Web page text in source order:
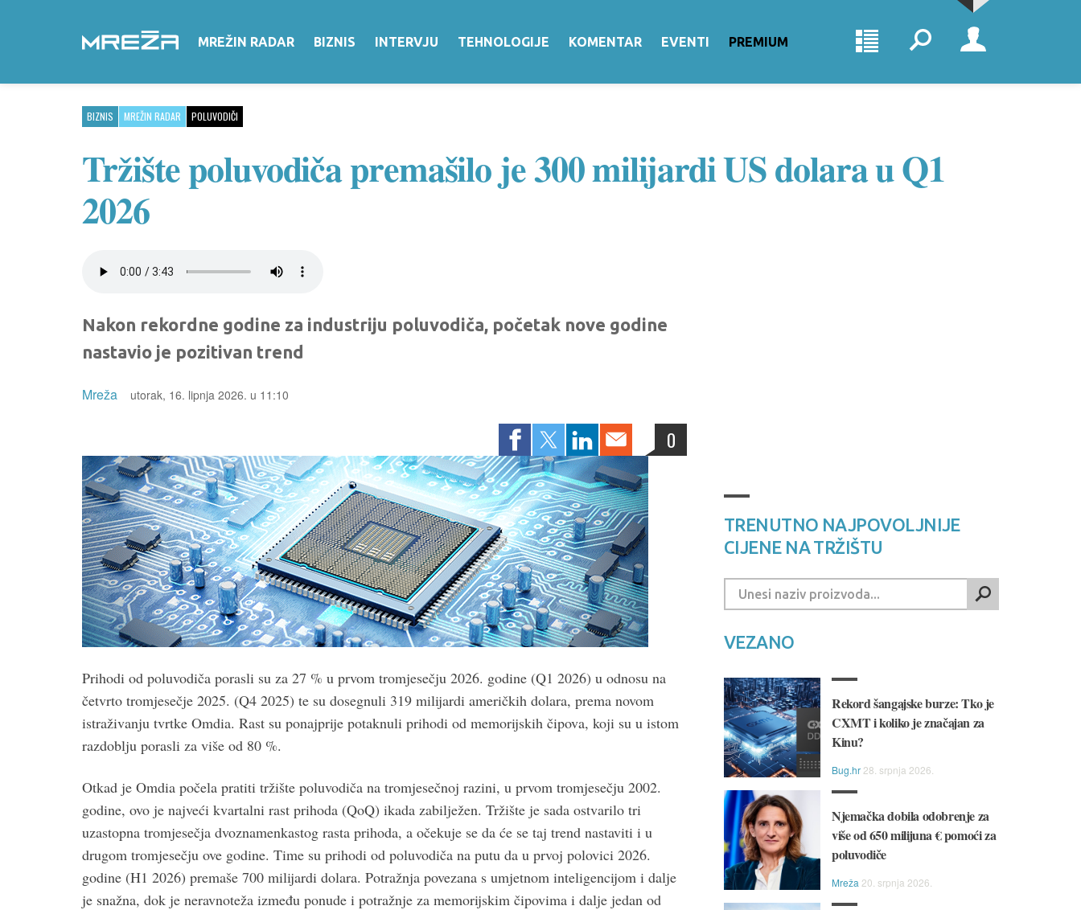
MREŽIN RADAR BIZNIS INTERVJU TEHNOLOGIJE KOMENTAR EVENTI PREMIUM
BIZNIS MREŽIN RADAR POLUVODIČI
Tržište poluvodiča premašilo je 300 milijardi US dolara u Q1
2026
Nakon rekordne godine za industriju poluvodiča, početak nove godine
nastavio je pozitivan trend
Mreža utorak, 16. lipnja 2026. u 11:10
0
Prihodi od poluvodiča porasli su za 27 % u prvom tromjesečju 2026. godine (Q1 2026) u odnosu na
četvrto tromjesečje 2025. (Q4 2025) te su dosegnuli 319 milijardi američkih dolara, prema novom
istraživanju tvrtke Omdia. Rast su ponajprije potaknuli prihodi od memorijskih čipova, koji su u istom
razdoblju porasli za više od 80 %.
Otkad je Omdia počela pratiti tržište poluvodiča na tromjesečnoj razini, u prvom tromjesečju 2002.
godine, ovo je najveći kvartalni rast prihoda (QoQ) ikada zabilježen. Tržište je sada ostvarilo tri
uzastopna tromjesečja dvoznamenkastog rasta prihoda, a očekuje se da će se taj trend nastaviti i u
drugom tromjesečju ove godine. Time su prihodi od poluvodiča na putu da u prvoj polovici 2026.
godine (H1 2026) premaše 700 milijardi dolara. Potražnja povezana s umjetnom inteligencijom i dalje
je snažna, dok je neravnoteža između ponude i potražnje za memorijskim čipovima i dalje jedan od
TRENUTNO NAJPOVOLJNIJE
CIJENE NA TRŽIŠTU
VEZANO
Rekord šangajske burze: Tko je
CXMT i koliko je značajan za
Kinu?
Bug.hr 28. srpnja 2026.
Njemačka dobila odobrenje za
više od 650 milijuna € pomoći za
poluvodiče
Mreža 20. srpnja 2026.